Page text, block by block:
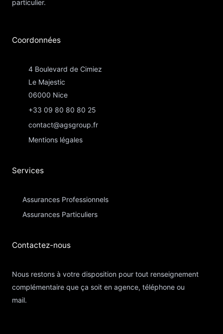
particulier.
Coordonnées​
4 Boulevard de Cimiez
Le Majestic
06000 Nice
+33 09 80 80 80 25
contact@agsgroup.fr
Mentions légales
Services
Assurances Professionnels
Assurances Particuliers​
Contactez-nous​
Nous restons à votre disposition pour tout renseignement
complémentaire que ça soit en agence, téléphone ou
mail.